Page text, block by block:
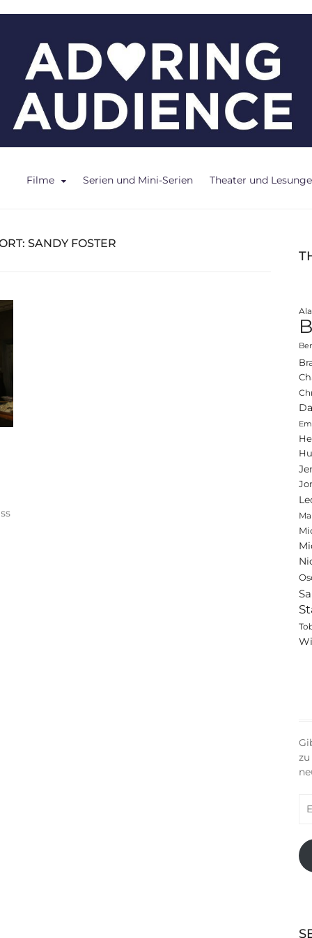
Filme Serien und Mini-Serien Theater und
SANDY FOSTER